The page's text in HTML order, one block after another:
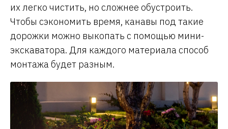
их легко чистить, но сложнее обустроить.
Чтобы сэкономить время, канавы под такие
дорожки можно выкопать с помощью мини-
экскаватора. Для каждого материала способ
монтажа будет разным.